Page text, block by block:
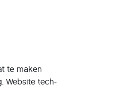
te maken
Website tech-